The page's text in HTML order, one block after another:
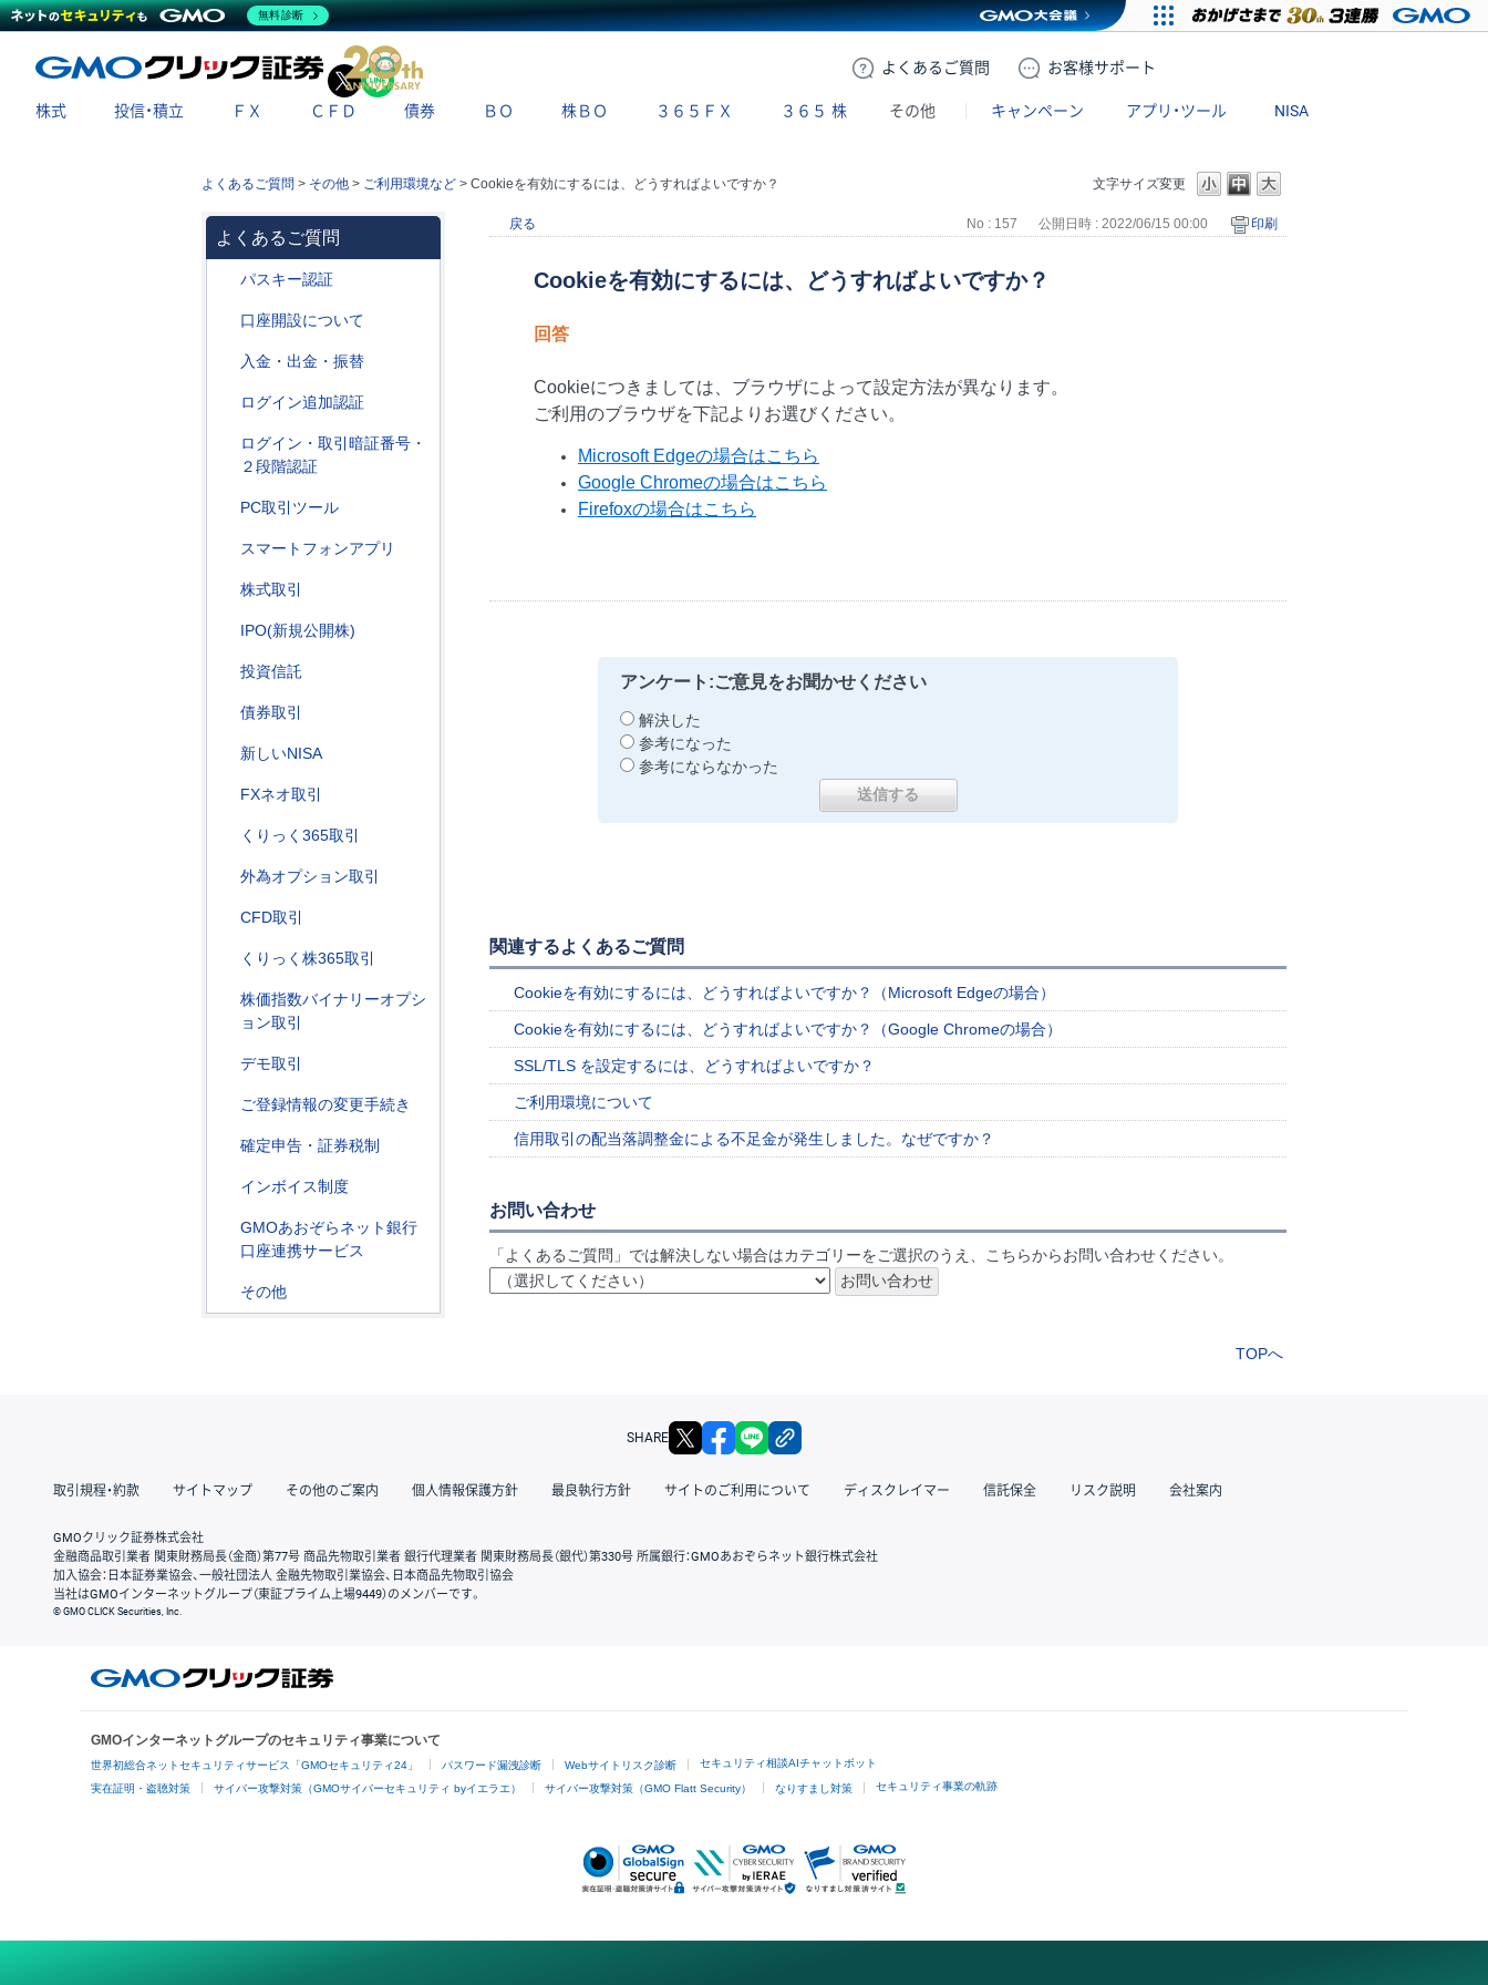
よくある ご質問 お客様サポート
X
株式 投信・積立 ＦＸ ＣＦＤ 債券 ＢＯ 株ＢＯ ３６５ＦＸ ３６５ 株 その他 キャンペーン アプリ・ツール NISA
文字サイズ変更
よくあるご質問 > その他 > ご利用環境など > Cookieを有効にするには、どうすればよいですか？
よくあるご質問
パスキー認証
口座開設について
入金・出金・振替
ログイン追加認証
ログイン・取引暗証番号・
２段階認証
PC取引ツール
スマートフォンアプリ
株式取引
IPO(新規公開株)
投資信託
債券取引
新しいNISA
FXネオ取引
くりっく365取引
外為オプション取引
CFD取引
くりっく株365取引
株価指数バイナリーオプシ
ョン取引
デモ取引
ご登録情報の変更手続き
確定申告・証券税制
インボイス制度
GMOあおぞらネット銀行
口座連携サービス
その他
戻る No : 157 公開日時 : 2022/06/15 00:00 印刷
Cookieを有効にするには、どうすればよいですか？
回答
Cookieにつきましては、ブラウザによって設定方法が異なります。
ご利用のブラウザを下記よりお選びください。
Microsoft Edgeの場合はこちら
Google Chromeの場合はこちら
Firefoxの場合はこちら
アンケート:ご意見をお聞かせください
解決した
参考になった
参考にならなかった
関連するよくあるご質問
Cookieを有効にするには、どうすればよいですか？（Microsoft Edgeの場合）
Cookieを有効にするには、どうすればよいですか？（Google Chromeの場合）
SSL/TLS を設定するには、どうすればよいですか？
ご利用環境について
信用取引の配当落調整金による不足金が発生しました。なぜですか？
お問い合わせ
「よくあるご質問」では解決しない場合はカテゴリーをご選択のうえ、こちらからお問い合わせください。
TOPへ
SHARE X facebook
取引規程・約款 サイトマップ その他のご案内 個人情報保護方針 最良執行方針 サイトのご利用について ディスクレイマー 信託保全 リスク説明 会社案内
GMOクリック証券株式会社
金融商品取引業者 関東財務局長（金商）第77号 商品先物取引業者 銀行代理業者 関東財務局長（銀代）第330号 所属銀行：GMOあおぞらネット銀行株式会社
加入協会：日本証券業協会、一般社団法人 金融先物取引業協会、日本商品先物取引協会
当社はGMOインターネットグループ（東証プライム上場9449）のメンバーです。
© GMO CLICK Securities, Inc.
GMOインターネットグループのセキュリティ事業について
世界初総合ネットセキュリティサービス「GMOセキュリティ24」 パスワード漏洩診断 Webサイトリスク診断 セキュリティ相談AIチャットボット
実在証明・盗聴対策 サイバー攻撃対策（GMOサイバーセキュリティ byイエラエ） サイバー攻撃対策（GMO Flatt Security） なりすまし対策 セキュリティ事業の軌跡
無料診断